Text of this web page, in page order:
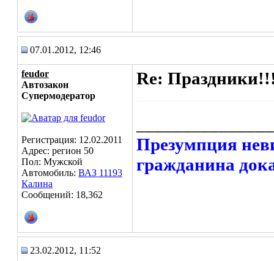
07.01.2012, 12:46
feudor
Автозакон
Супермодератор
Регистрация: 12.02.2011
Адрес: регион 50
Пол: Мужской
Автомобиль: ВАЗ 11193
Калина
Сообщений: 18,362
Re:
Презумпция
гражданина
23.02.2012, 11:52